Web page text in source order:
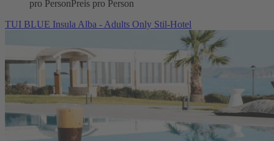
pro PersonPreis pro Person
TUI BLUE Insula Alba - Adults Only Stil-Hotel